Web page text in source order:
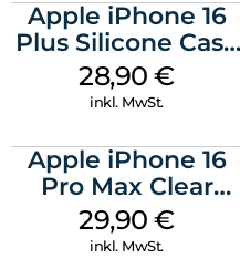
Apple iPhone 16
Plus Silicone Case
MagSafe Black
28,90€
inkl. MwSt.
Apple iPhone 16
Pro Max Clear
Case MagSafe
Transparent
29,90€
inkl. MwSt.